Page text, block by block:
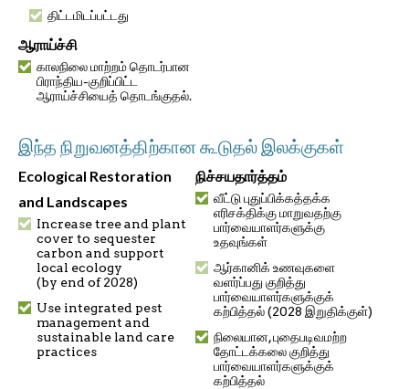
திட்டமிடப்பட்டது
ஆராய்ச்சி
காலநிலை மாற்றம் தொடர்பான
பிராந்திய-குறிப்பிட்ட
ஆராய்ச்சியைத் தொடங்குதல்.
இந்த நிறுவனத்திற்கான கூடுதல் இலக்குகள்
Ecological Restoration
and Landscapes
Increase tree and plant
cover to sequester
carbon and support
local ecology
(by end of 2028)
Use integrated pest
management and
sustainable land care
practices
நிச்சயதார்த்தம்
வீட்டு புதுப்பிக்கத்தக்க
எரிசக்திக்கு மாறுவதற்கு
பார்வையாளர்களுக்கு
உதவுங்கள்
ஆர்கானிக் உணவுகளை
வளர்ப்பது குறித்து
பார்வையாளர்களுக்குக்
கற்பித்தல் (2028 இறுதிக்குள்)
நிலையான, புதைபடிவமற்ற
தோட்டக்கலை குறித்து
பார்வையாளர்களுக்குக்
கற்பித்தல்